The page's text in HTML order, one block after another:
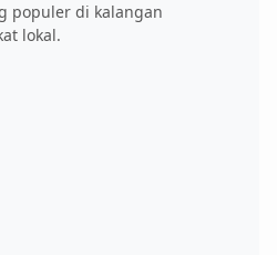
populer di kalangan
lokal.